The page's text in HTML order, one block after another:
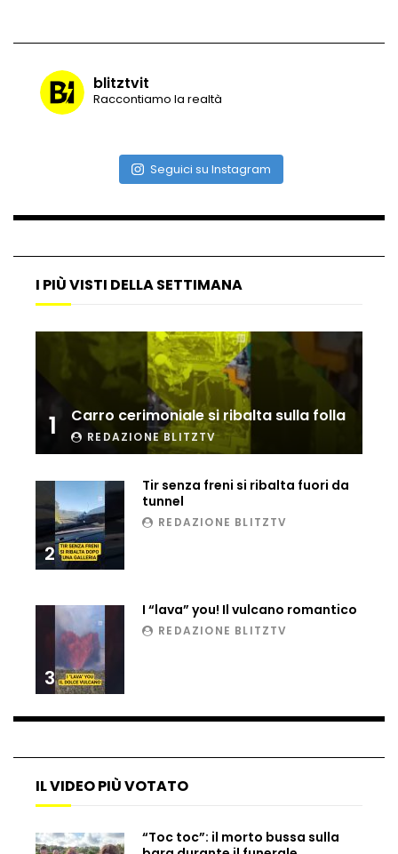
incredibile
Ammiocuggino con la ruspa… finisce
Incidente aereo a Mogadiscio, aereo
perde il controllo
Ucraina, ecco come gli F16 intercettano
i droni russi
Tir bloccato sul passaggio a livello:
Parco divertimenti, attrazione cede
all’improvviso
tragedia a Petén
Russia sotto zero: fiumi congelati e navi
rompighiaccio a Mosca
blitztvit
Raccontiamo la realtà
Seguici su Instagram
I PIÙ VISTI DELLA SETTIMANA
1 Carro cerimoniale si ribalta sulla folla
REDAZIONE BLITZTV
2
Tir senza freni si ribalta fuori da
tunnel
REDAZIONE BLITZTV
3
I “lava” you! Il vulcano romantico
REDAZIONE BLITZTV
IL VIDEO PIÙ VOTATO
“Toc toc”: il morto bussa sulla